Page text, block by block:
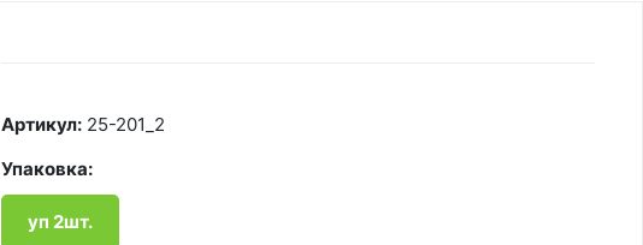
Артикул: 25-201_2
Упаковка:
уп 2шт.